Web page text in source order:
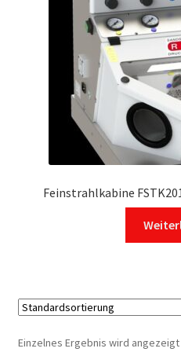
Feinstrahlkabine
Einzelnes Ergebnis wird angezeigt